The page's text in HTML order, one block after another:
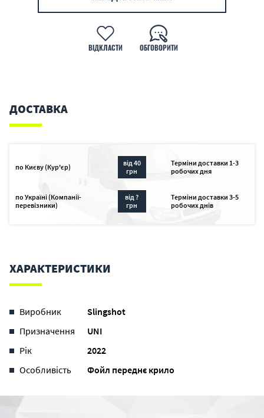
ВІДКЛАСТИ ОБГОВОРИТИ
ДОСТАВКА
по Києву (Кур'єр)
від 40
грн
Терміни доставки 1-3
робочих дня
по Україні (Компанії-
перевізники)
від ?
грн
Терміни доставки 3-5
робочих днів
ХАРАКТЕРИСТИКИ
Виробник
Slingshot
Призначення
UNI
Рік
2022
Особливість
Фойл переднє крило